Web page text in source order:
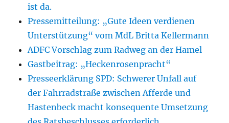
ist da.
Pressemitteilung: „Gute Ideen verdienen
Unterstützung“ vom MdL Britta Kellermann
ADFC Vorschlag zum Radweg an der Hamel
Gastbeitrag: „Heckenrosenpracht“
Presseerklärung SPD: Schwerer Unfall auf
der Fahrradstraße zwischen Afferde und
Hastenbeck macht konsequente Umsetzung